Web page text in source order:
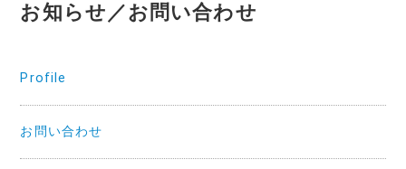
お知らせ／お問い合わせ
Profile
お問い合わせ